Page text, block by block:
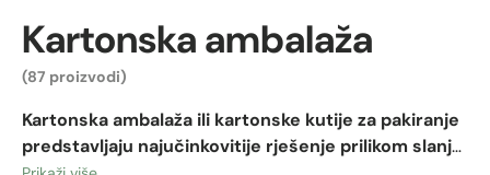
Kartonska ambalaža
(87 proizvodi)
Kartonska ambalaža ili kartonske kutije za pakiranje
predstavljaju najučinkovitije rješenje prilikom slanja